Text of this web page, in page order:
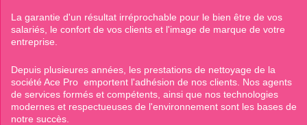
La garantie d'un résultat irréprochable pour le bien être de vos
salariés, le confort de vos clients et l'image de marque de votre
entreprise.
Depuis plusieures années, les prestations de nettoyage de la
société Ace Pro emportent l'adhésion de nos clients. Nos agents
de services formés et compétents, ainsi que nos technologies
modernes et respectueuses de l'environnement sont les bases de
notre succès.